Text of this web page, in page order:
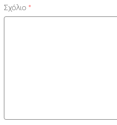
Σχόλιο *